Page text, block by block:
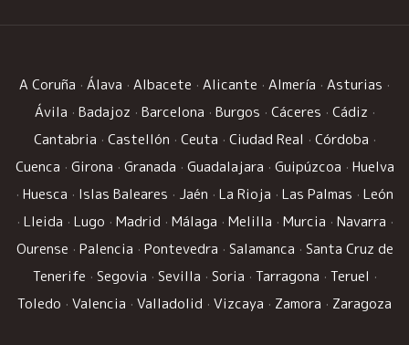
A Coruña · Álava · Albacete · Alicante · Almería · Asturias ·
Ávila · Badajoz · Barcelona · Burgos · Cáceres · Cádiz ·
Cantabria · Castellón · Ceuta · Ciudad Real · Córdoba ·
Cuenca · Girona · Granada · Guadalajara · Guipúzcoa · Huelva
· Huesca · Islas Baleares · Jaén · La Rioja · Las Palmas · León
· Lleida · Lugo · Madrid · Málaga · Melilla · Murcia · Navarra ·
Ourense · Palencia · Pontevedra · Salamanca · Santa Cruz de
Tenerife · Segovia · Sevilla · Soria · Tarragona · Teruel ·
Toledo · Valencia · Valladolid · Vizcaya · Zamora · Zaragoza